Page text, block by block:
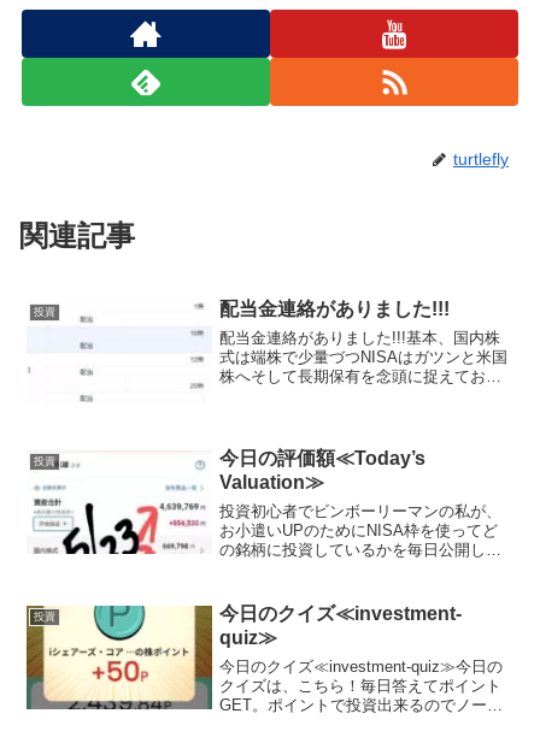
turtlefly
関連記事
投資 配当金連絡がありました!!!
配当金連絡がありました!!!基本、国内株
式は端株で少量づつNISAはガツンと米国
株へそして長期保有を念頭に捉えており
しております...
投資
今日の評価額≪Today’s
Valuation≫
投資初心者でビンボーリーマンの私が、
お小遣いUPのためにNISA枠を使ってど
の銘柄に投資しているかを毎日公開して
ます。終身雇用の時代が終わりを迎えて
いる今、私のような不器...
投資
今日のクイズ≪investment-
quiz≫
今日のクイズ≪investment-quiz≫今日の
クイズは、こちら！毎日答えてポイント
GET。ポイントで投資出来るのでノーリ